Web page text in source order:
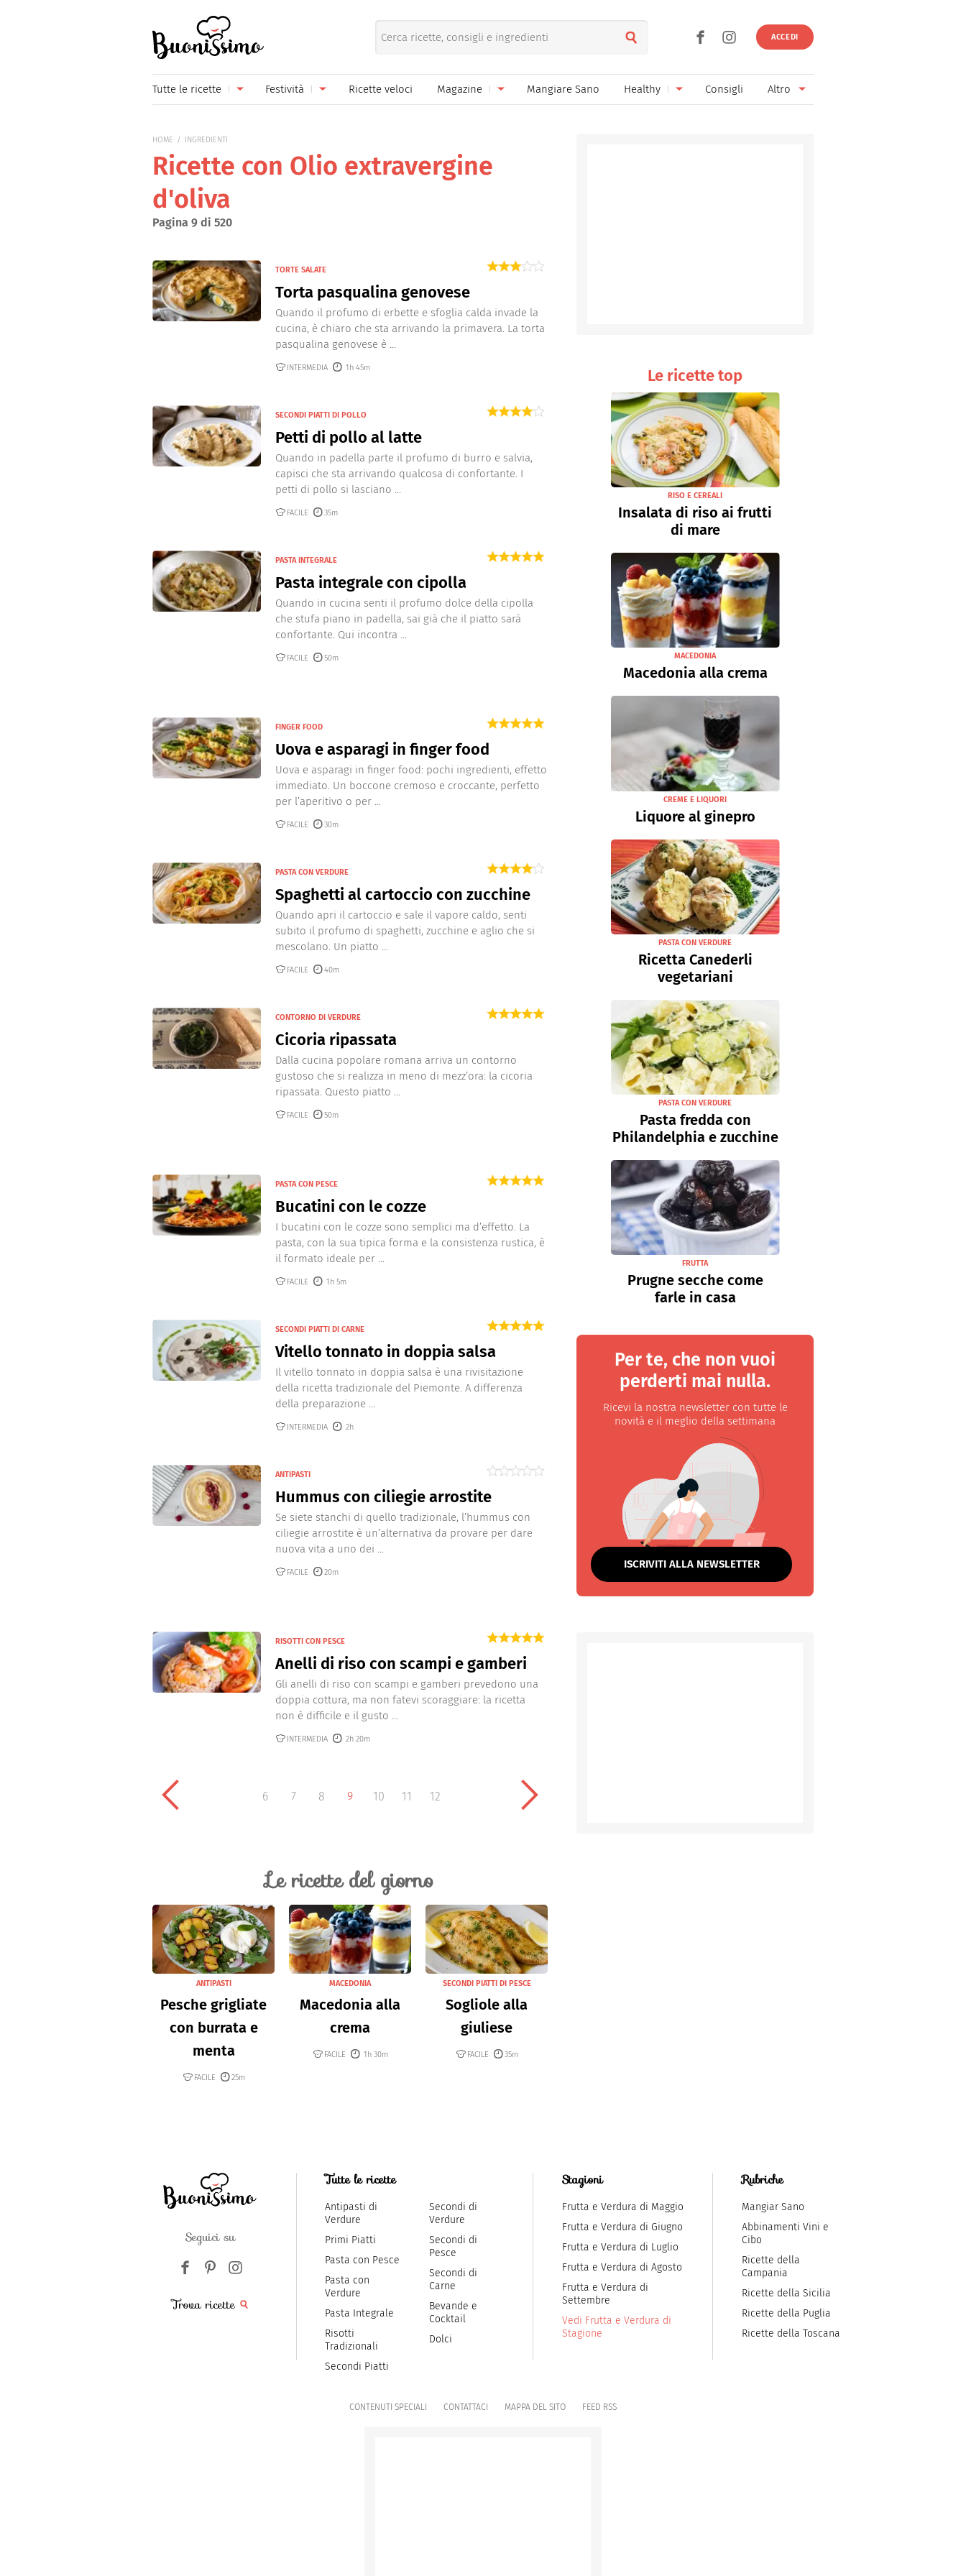
ACCEDI
Tutte le ricette
Primi piatti Pane pizza focacce
Secondi piatti
Piatti unici
Formaggi Ricette di base
Frutta Bevande
Festività
Carnevale
Halloween
Natale
Pasqua
Ricette veloci Magazine Mangiare Sano Healthy Consigli Altro
HOME INGREDIENTI
Ricette con Olio extravergine
d'oliva
Pagina 9 di 520
TORTE SALATE
Torta pasqualina genovese
Quando il profumo di erbette e sfoglia calda invade la
cucina, è chiaro che sta arrivando la primavera. La torta
pasqualina genovese è ...
INTERMEDIA 1h 45m
SECONDI PIATTI DI POLLO
Petti di pollo al latte
Quando in padella parte il profumo di burro e salvia,
capisci che sta arrivando qualcosa di confortante. I
petti di pollo si lasciano ...
FACILE 35m
PASTA INTEGRALE
Pasta integrale con cipolla
Quando in cucina senti il profumo dolce della cipolla
che stufa piano in padella, sai già che il piatto sarà
confortante. Qui incontra ...
FACILE 50m
FINGER FOOD
Uova e asparagi in finger food
Uova e asparagi in finger food: pochi ingredienti, effetto
immediato. Un boccone cremoso e croccante, perfetto
per l’aperitivo o per ...
FACILE 30m
PASTA CON VERDURE
Spaghetti al cartoccio con zucchine
Quando apri il cartoccio e sale il vapore caldo, senti
subito il profumo di spaghetti, zucchine e aglio che si
mescolano. Un piatto ...
FACILE 40m
CONTORNO DI VERDURE
Cicoria ripassata
Dalla cucina popolare romana arriva un contorno
gustoso che si realizza in meno di mezz’ora: la cicoria
ripassata. Questo piatto ...
FACILE 50m
PASTA CON PESCE
Bucatini con le cozze
I bucatini con le cozze sono semplici ma d’effetto. La
pasta, con la sua tipica forma e la consistenza rustica, è
il formato ideale per ...
FACILE 1h 5m
SECONDI PIATTI DI CARNE
Vitello tonnato in doppia salsa
Il vitello tonnato in doppia salsa è una rivisitazione
della ricetta tradizionale del Piemonte. A differenza
della preparazione ...
INTERMEDIA 2h
ANTIPASTI
Hummus con ciliegie arrostite
Se siete stanchi di quello tradizionale, l’hummus con
ciliegie arrostite è un’alternativa da provare per dare
nuova vita a uno dei ...
FACILE 20m
RISOTTI CON PESCE
Anelli di riso con scampi e gamberi
Gli anelli di riso con scampi e gamberi prevedono una
doppia cottura, ma non fatevi scoraggiare: la ricetta
non è difficile e il gusto ...
INTERMEDIA 2h 20m
6 7 8 9 10 11 12
Le ricette del giorno
ANTIPASTI
Pesche grigliate
con burrata e
menta
FACILE 25m
MACEDONIA
Macedonia alla
crema
FACILE 1h 30m
SECONDI PIATTI DI PESCE
Sogliole alla
giuliese
FACILE 35m
Le ricette top
RISO E CEREALI
Insalata di riso ai frutti
di mare
MACEDONIA
Macedonia alla crema
CREME E LIQUORI
Liquore al ginepro
PASTA CON VERDURE
Ricetta Canederli
vegetariani
PASTA CON VERDURE
Pasta fredda con
Philandelphia e zucchine
FRUTTA
Prugne secche come
farle in casa
Per te, che non vuoi
perderti mai nulla.
Ricevi la nostra newsletter con tutte le
novità e il meglio della settimana
ISCRIVITI ALLA NEWSLETTER
Seguici su
Trova ricette
Tutte le ricette
Antipasti di
Verdure
Primi Piatti
Pasta con Pesce
Pasta con
Verdure
Pasta Integrale
Risotti
Tradizionali
Secondi Piatti
Secondi di
Verdure
Secondi di
Pesce
Secondi di
Carne
Bevande e
Cocktail
Dolci
Stagioni
Frutta e Verdura di Maggio
Frutta e Verdura di Giugno
Frutta e Verdura di Luglio
Frutta e Verdura di Agosto
Frutta e Verdura di
Settembre
Vedi Frutta e Verdura di
Stagione
Rubriche
Mangiar Sano
Abbinamenti Vini e
Cibo
Ricette della
Campania
Ricette della Sicilia
Ricette della Puglia
Ricette della Toscana
CONTENUTI SPECIALI CONTATTACI MAPPA DEL SITO FEED RSS